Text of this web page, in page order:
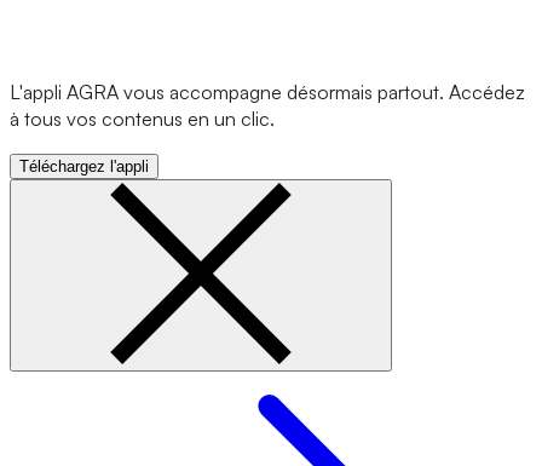
L'appli AGRA vous accompagne désormais partout. Accédez
à tous vos contenus en un clic.
Téléchargez l'appli